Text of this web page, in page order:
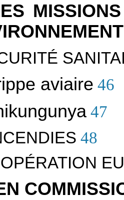
aviaire 46
47
48